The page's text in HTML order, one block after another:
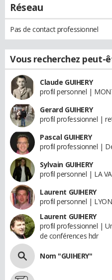
Réseau
Pas de contact professionnel
Vous recherchez peut-
Claude GUIHERY
profil personnel |
Gerard GUIHERY
profil professionnel |
Pascal GUIHERY
profil professionnel |
Sylvain GUIHERY
profil personnel | LA
Laurent GUIHERY
profil personnel | LYON
Laurent GUIHERY
profil professionnel |
de conférences hdr
Nom "GUIHERY"